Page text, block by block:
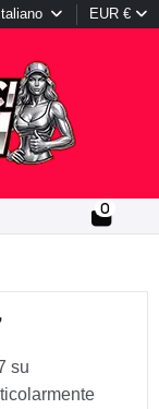
Italiano EUR €
0
su